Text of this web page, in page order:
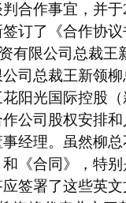
合作事宜，并
订了《合作协
有限公司总裁王
公司总裁王新领
阳光国际控股
作公司股权安排
经理。虽然柳
《合同》，特
签署了这些英